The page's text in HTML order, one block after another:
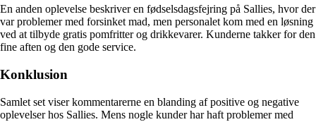
En anden oplevelse beskriver en fødselsdagsfejring på Sallies, hvor der
var problemer med forsinket mad, men personalet kom med en løsning
ved at tilbyde gratis pomfritter og drikkevarer. Kunderne takker for den
fine aften og den gode service.
Konklusion
Samlet set viser kommentarerne en blanding af positive og negative
oplevelser hos Sallies. Mens nogle kunder har haft problemer med